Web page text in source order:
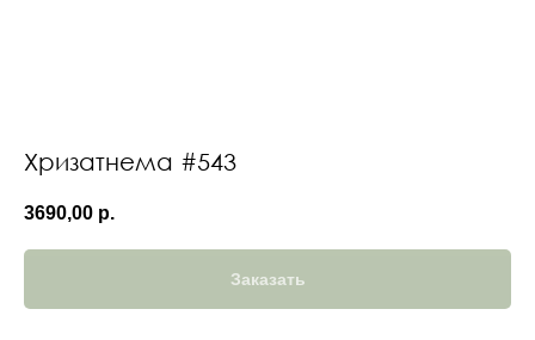
Хризатнема #543
3690,00 р.
Заказать